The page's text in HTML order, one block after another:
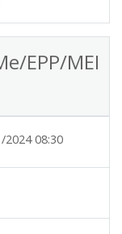
MEI
2024 08:30